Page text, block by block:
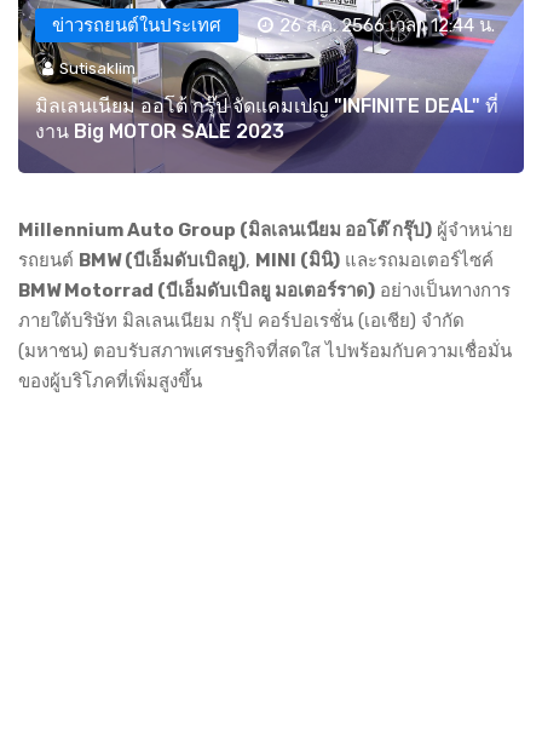
ข่าวรถยนต์ในประเทศ 26 ส.ค. 2566 เวลา 12:44 น.
Sutisaklim
มิลเลนเนียม ออโต้ กรุ๊ป จัดแคมเปญ "INFINITE DEAL" ที่
งาน Big MOTOR SALE 2023
Millennium Auto Group (มิลเลนเนียม ออโต๊ กรุ๊ป) ผู้จำหน่าย
รถยนต์ BMW (บีเอ็มดับเบิลยู), MINI (มินิ) และรถมอเตอร์ไซค์
BMW Motorrad (บีเอ็มดับเบิลยู มอเตอร์ราด) อย่างเป็นทางการ
ภายใต้บริษัท มิลเลนเนียม กรุ๊ป คอร์ปอเรชั่น (เอเชีย) จำกัด
(มหาชน) ตอบรับสภาพเศรษฐกิจที่สดใส ไปพร้อมกับความเชื่อมั่น
ของผู้บริโภคที่เพิ่มสูงขึ้น